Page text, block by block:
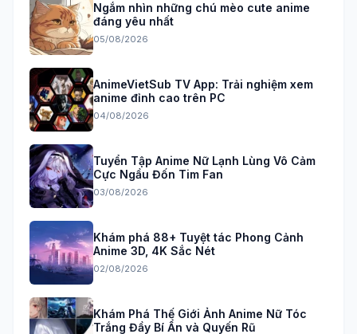
Ngắm nhìn những chú mèo cute anime
đáng yêu nhất
05/08/2026
AnimeVietSub TV App: Trải nghiệm xem
anime đỉnh cao trên PC
04/08/2026
Tuyển Tập Anime Nữ Lạnh Lùng Vô Cảm
Cực Ngầu Đốn Tim Fan
03/08/2026
Khám phá 88+ Tuyệt tác Phong Cảnh
Anime 3D, 4K Sắc Nét
02/08/2026
Khám Phá Thế Giới Ảnh Anime Nữ Tóc
Trắng Đầy Bí Ẩn và Quyến Rũ